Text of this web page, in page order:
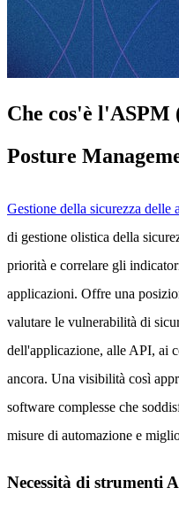
Che cos'è
Posture
Gestione della sicurezza delle
di gestione olistica della
priorità e correlare gli
applicazioni. Offre una
valutare le vulnerabilità di
dell'applicazione, alle API, ai
ancora. Una visibilità così
software complesse che
misure di automazione e
Necessità di strumenti